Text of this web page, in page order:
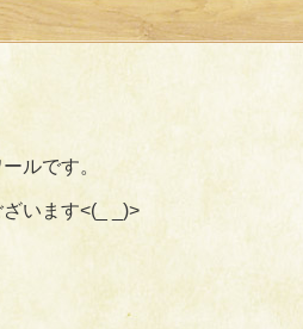
ルです。
います<(_ _)>